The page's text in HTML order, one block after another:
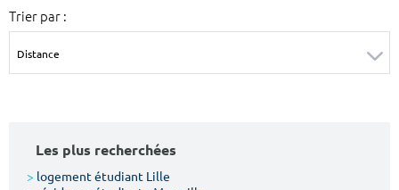
Type de location
Trier par :
Les plus recherchées
> logement étudiant Lille